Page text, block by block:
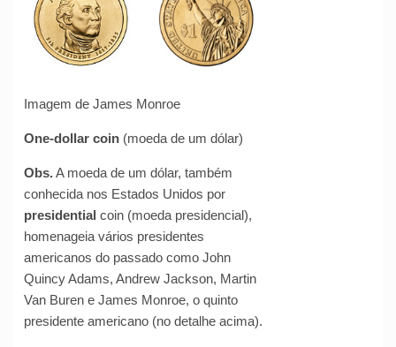
Imagem de James Monroe
One-dollar coin (moeda de um dólar)
Obs.A moeda de um dólar, também
conhecida nos Estados Unidos por
presidential coin (moeda presidencial),
homenageia vários presidentes
americanos do passado como John
Quincy Adams, Andrew Jackson, Martin
Van Buren e James Monroe, o quinto
presidente americano (no detalhe acima).